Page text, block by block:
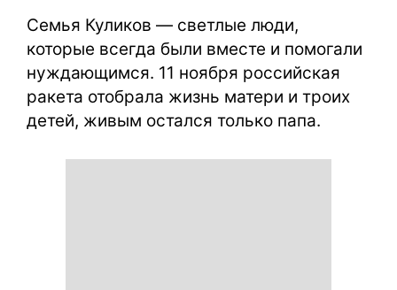
Семья Куликов — светлые люди,
которые всегда были вместе и помогали
нуждающимся. 11 ноября российская
ракета отобрала жизнь матери и троих
детей, живым остался только папа.